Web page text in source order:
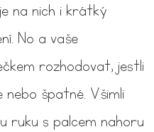
na nich i krátký
No a vaše
rozhodovat, jestli
špatné. Všimli
ruku s palcem nahoru